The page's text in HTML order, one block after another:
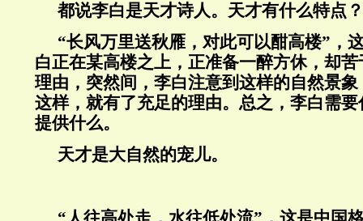
都说李白是天才诗人。天才有什么特点？
“长风万里送秋雁，对此可以酣高楼”，
白正在某高楼之上，正准备一醉方休，却
理由，突然间，李白注意到这样的自然景
这样，就有了充足的理由。总之，李白需
提供什么。
天才是大自然的宠儿。